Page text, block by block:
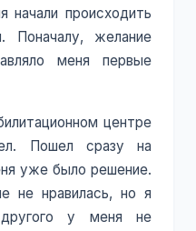
начали происходить
Поначалу, желание
меня первые
центре
Пошел сразу на
уже было решение.
не нравилась, но я
у меня не